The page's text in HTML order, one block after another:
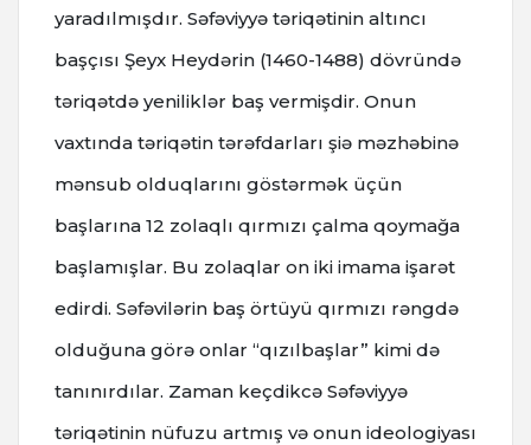
yaradılmışdır. Səfəviyyə təriqətinin altıncı
başçısı Şeyx Heydərin (1460-1488) dövründə
təriqətdə yeniliklər baş vermişdir. Onun
vaxtında təriqətin tərəfdarları şiə məzhəbinə
mənsub olduqlarını göstərmək üçün
başlarına 12 zolaqlı qırmızı çalma qoymağa
başlamışlar. Bu zolaqlar on iki imama işarət
edirdi. Səfəvilərin baş örtüyü qırmızı rəngdə
olduğuna görə onlar “qızılbaşlar” kimi də
tanınırdılar. Zaman keçdikcə Səfəviyyə
təriqətinin nüfuzu artmış və onun ideologiyası